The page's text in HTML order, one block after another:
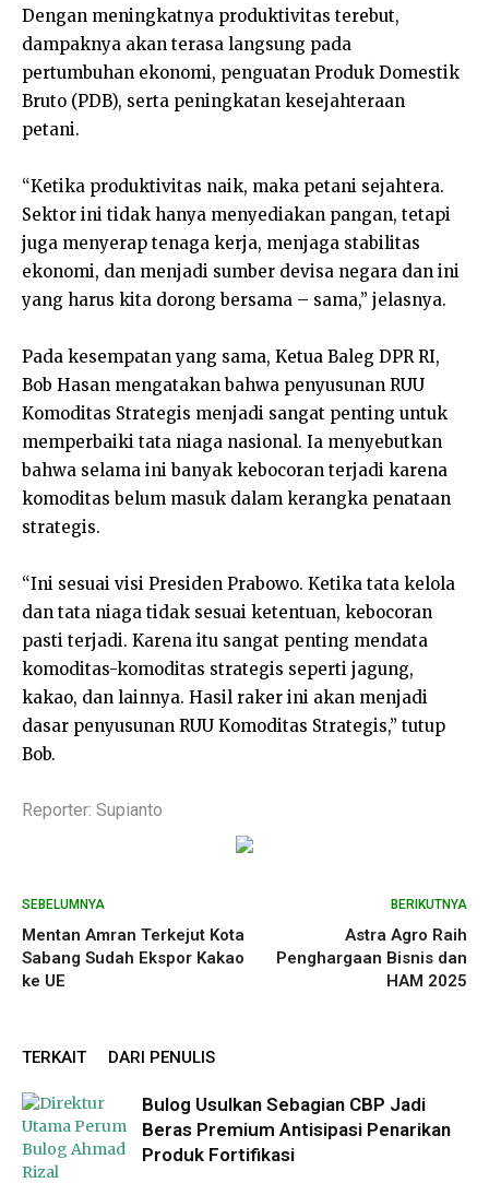
Dengan meningkatnya produktivitas terebut,
dampaknya akan terasa langsung pada
pertumbuhan ekonomi, penguatan Produk Domestik
Bruto (PDB), serta peningkatan kesejahteraan
petani.
“Ketika produktivitas naik, maka petani sejahtera.
Sektor ini tidak hanya menyediakan pangan, tetapi
juga menyerap tenaga kerja, menjaga stabilitas
ekonomi, dan menjadi sumber devisa negara dan ini
yang harus kita dorong bersama – sama,” jelasnya.
Pada kesempatan yang sama, Ketua Baleg DPR RI,
Bob Hasan mengatakan bahwa penyusunan RUU
Komoditas Strategis menjadi sangat penting untuk
memperbaiki tata niaga nasional. Ia menyebutkan
bahwa selama ini banyak kebocoran terjadi karena
komoditas belum masuk dalam kerangka penataan
strategis.
“Ini sesuai visi Presiden Prabowo. Ketika tata kelola
dan tata niaga tidak sesuai ketentuan, kebocoran
pasti terjadi. Karena itu sangat penting mendata
komoditas-komoditas strategis seperti jagung,
kakao, dan lainnya. Hasil raker ini akan menjadi
dasar penyusunan RUU Komoditas Strategis,” tutup
Bob.
Reporter: Supianto
SEBELUMNYA
Mentan Amran Terkejut Kota
Sabang Sudah Ekspor Kakao
ke UE
BERIKUTNYA
Astra Agro Raih
Penghargaan Bisnis dan
HAM 2025
TERKAIT DARI PENULIS
Bulog Usulkan Sebagian CBP Jadi
Beras Premium Antisipasi Penarikan
Produk Fortifikasi